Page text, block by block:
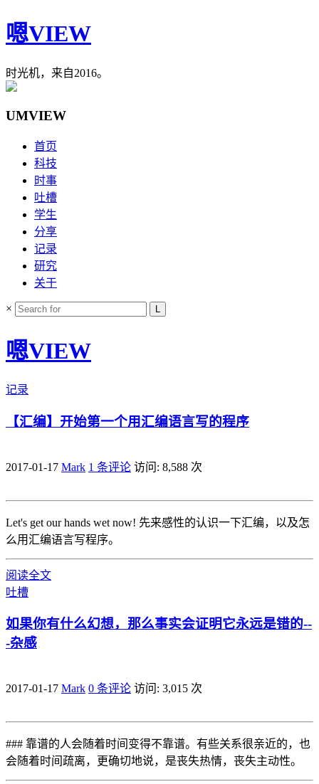
嗯VIEW
时光机，来自2016。
UMVIEW
首页
科技
时事
吐槽
学生
分享
记录
研究
关于
×
嗯VIEW
记录
【汇编】开始第一个用汇编语言写的程序
2017-01-17 Mark 1 条评论 访问: 8,588 次
Let's get our hands wet now! 先来感性的认识一下汇编，以及怎
么用汇编语言写程序。
阅读全文
吐槽
如果你有什么幻想，那么事实会证明它永远是错的--
-杂感
2017-01-17 Mark 0 条评论 访问: 3,015 次
### 靠谱的人会随着时间变得不靠谱。有些关系很亲近的，也
会随着时间疏离，更确切地说，是丧失热情，丧失主动性。